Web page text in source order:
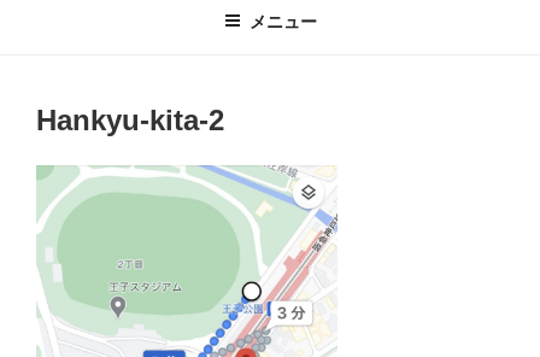
メニュー
Hankyu-kita-2